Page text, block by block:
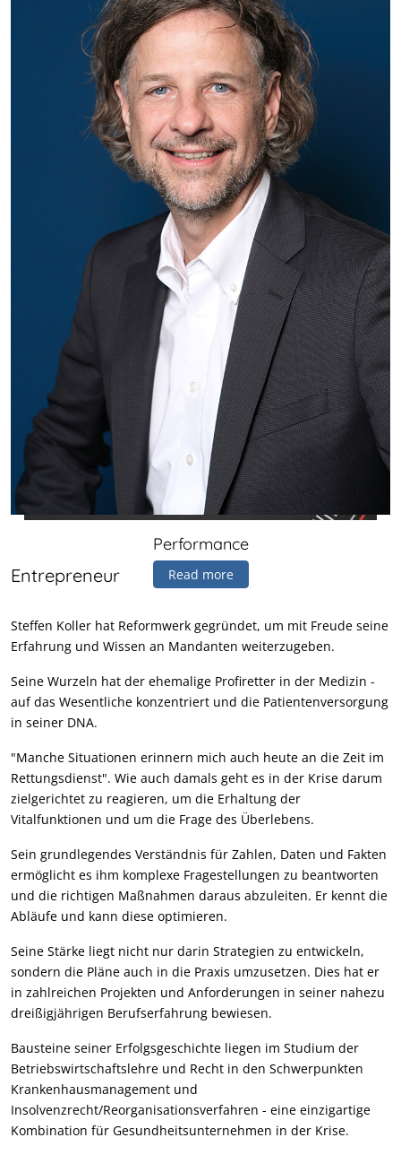
Mission
Read more
Performance
Read more
Entrepreneur
Steffen Koller hat Reformwerk gegründet, um mit Freude seine
Erfahrung und Wissen an Mandanten weiterzugeben.
Seine Wurzeln hat der ehemalige Profiretter in der Medizin -
auf das Wesentliche konzentriert und die Patientenversorgung
in seiner DNA.
"Manche Situationen erinnern mich auch heute an die Zeit im
Rettungsdienst". Wie auch damals geht es in der Krise darum
zielgerichtet zu reagieren, um die Erhaltung der
Vitalfunktionen und um die Frage des Überlebens.
Sein grundlegendes Verständnis für Zahlen, Daten und Fakten
ermöglicht es ihm komplexe Fragestellungen zu beantworten
und die richtigen Maßnahmen daraus abzuleiten. Er kennt die
Abläufe und kann diese optimieren.
Seine Stärke liegt nicht nur darin Strategien zu entwickeln,
sondern die Pläne auch in die Praxis umzusetzen. Dies hat er
in zahlreichen Projekten und Anforderungen in seiner nahezu
dreißigjährigen Berufserfahrung bewiesen.
Bausteine seiner Erfolgsgeschichte liegen im Studium der
Betriebswirtschaftslehre und Recht in den Schwerpunkten
Krankenhausmanagement und
Insolvenzrecht/Reorganisationsverfahren - eine einzigartige
Kombination für Gesundheitsunternehmen in der Krise.